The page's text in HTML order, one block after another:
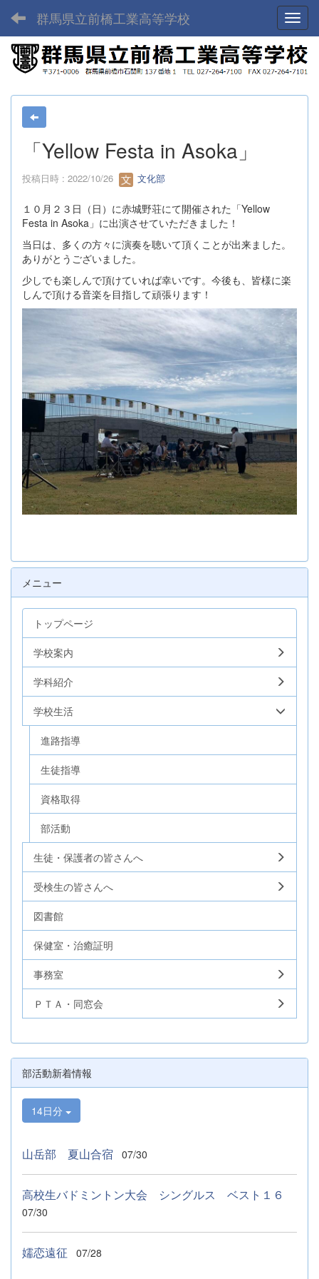
群馬県立前橋工業高等学校
「Yellow Festa in Asoka」
投稿日時 : 2022/10/26 文化部
１０月２３日（日）に赤城野荘にて開催された「Yellow
Festa in Asoka」に出演させていただきました！
当日は、多くの方々に演奏を聴いて頂くことが出来ました。
ありがとうございました。
少しでも楽しんで頂けていれば幸いです。今後も、皆様に楽
しんで頂ける音楽を目指して頑張ります！
メニュー
トップページ
学校案内
学科紹介
学校生活
進路指導
生徒指導
資格取得
部活動
生徒・保護者の皆さんへ
受検生の皆さんへ
図書館
保健室・治癒証明
事務室
ＰＴＡ・同窓会
部活動新着情報
14日分
山岳部 夏山合宿 07/30
高校生バドミントン大会 シングルス ベスト１６
07/30
嬬恋遠征 07/28